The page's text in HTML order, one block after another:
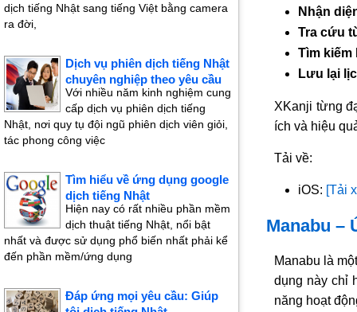
Nhận
Tra cứu
Tìm kiếm
Lưu lại
XKanji từng
ích và hiệu
Tải về:
iOS: [Tải
Manabu –
Manabu là
dụng này chỉ
năng hoạt
dịch tiếng Nhật sang tiếng Việt bằng camera
ra đời,
Dịch vụ phiên dịch tiếng Nhật
chuyên nghiệp theo yêu cầu
Với nhiều năm kinh nghiệm cung
cấp dịch vụ phiên dịch tiếng
Nhật, nơi quy tụ đội ngũ phiên dịch viên giỏi,
tác phong công việc
Tìm hiểu về ứng dụng google
dịch tiếng Nhật
Hiện nay có rất nhiều phần mềm
dịch thuật tiếng Nhật, nổi bật
nhất và được sử dụng phổ biến nhất phải kể
đến phần mềm/ứng dụng
Đáp ứng mọi yêu cầu: Giúp